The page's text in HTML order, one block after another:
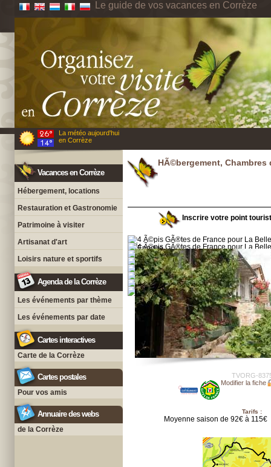
Le guide de vos vacances en Corrèze
La météo aujourd'hui
en Corrèze
Vacances en Corrèze
Hébergement, locations
Restauration et Gastronomie
Patrimoine à visiter
Artisanat d'art
Loisirs nature et sportifs
Agenda de la Corrèze
Les événements par thème
Les événements par date
Cartes interactives
Carte de la Corrèze
Cartes postales
Pour vos amis
Annuaire des webs
de la Corrèze
HÃ©bergement, Chambres
Inscrire votre point
TVORG-
Modifier la fiche
Tarifs :
Moyenne saison de 92€ à 115€